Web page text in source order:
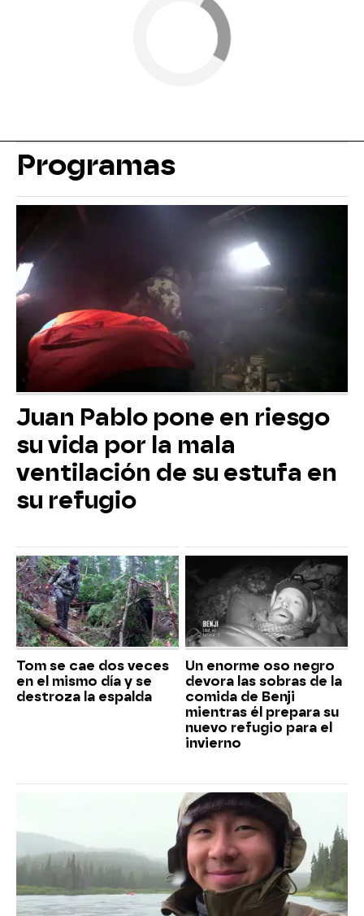
Programas
Juan Pablo pone en riesgo
su vida por la mala
ventilación de su estufa en
su refugio
Tom se cae dos veces
en el mismo día y se
destroza la espalda
Un enorme oso negro
devora las sobras de la
comida de Benji
mientras él prepara su
nuevo refugio para el
invierno